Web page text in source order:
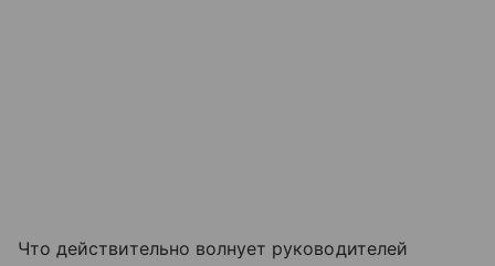
Что действительно волнует руководителей